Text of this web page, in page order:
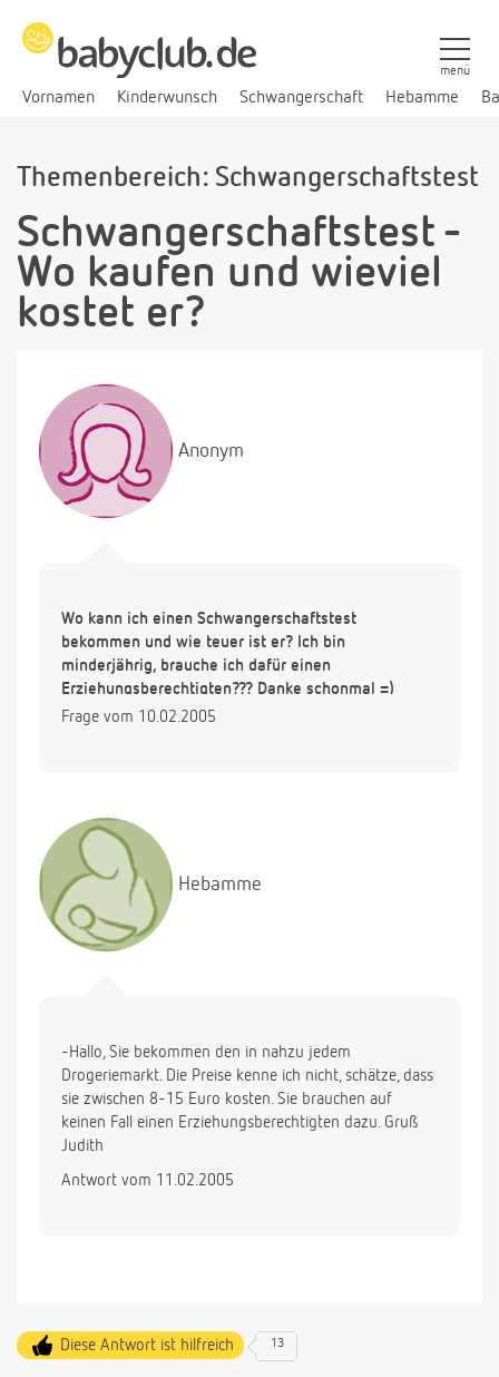
Vornamen Kinderwunsch Schwangerschaft Hebamme
menü
Themenbereich: Schwangerschaftstest
Schwangerschaftstest -
Wo kaufen und wieviel
kostet er?
Anonym
Wo kann ich einen Schwangerschaftstest
bekommen und wie teuer ist er? Ich bin
minderjährig, brauche ich dafür einen
Erziehungsberechtigten??? Danke schonmal =)
Frage vom 10.02.2005
Hebamme
-Hallo, Sie bekommen den in nahzu jedem
Drogeriemarkt. Die Preise kenne ich nicht, schätze, dass
sie zwischen 8-15 Euro kosten. Sie brauchen auf
keinen Fall einen Erziehungsberechtigten dazu. Gruß
Judith
Antwort vom 11.02.2005
Diese Antwort ist hilfreich 13